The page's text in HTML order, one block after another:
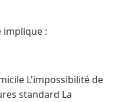
:
L'impossibilité de
standard La